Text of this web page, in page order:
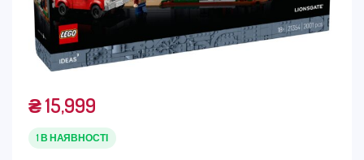
₴15,999
1 В НАЯВНОСТІ